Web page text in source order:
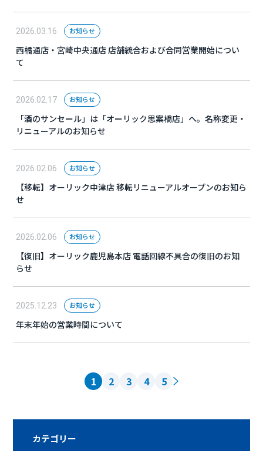
2026.03.16 お知らせ
西橘通店・宮崎中央通店 店舗統合および合同営業開始につい
て
2026.02.17 お知らせ
「酒のサンセール」は「オーリック思案橋店」へ。名称変更・
リニューアルのお知らせ
2026.02.06 お知らせ
【移転】オーリック中津店 移転リニューアルオープンのお知ら
せ
2026.02.06 お知らせ
【復旧】オーリック鹿児島本店 電話回線不具合の復旧のお知
らせ
2025.12.23 お知らせ
年末年始の営業時間について
1 2 3 4 5
カテゴリー